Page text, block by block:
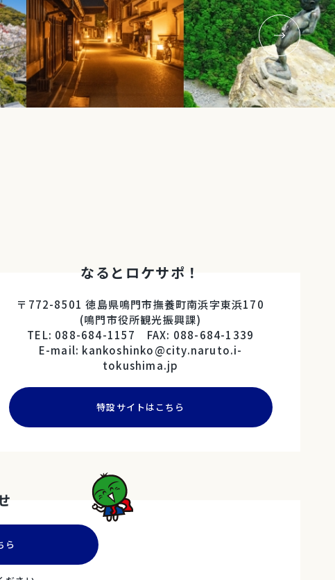
なるとロケサポ！
〒772-8501 徳島県鳴門市撫養町南浜字東浜170
(鳴門市役所観光振興課)
TEL: 088-684-1157 FAX: 088-684-1339
E-mail: kankoshinko@city.naruto.i-
tokushima.jp
特設サイトはこちら
ら